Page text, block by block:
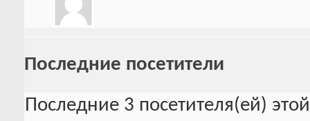
Последние посетители
Последние 3 посетителя(ей)